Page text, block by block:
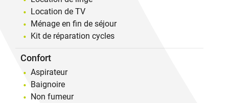
Location de TV
Ménage en fin de séjour
Kit de réparation cycles
Confort
Aspirateur
Baignoire
Non fumeur